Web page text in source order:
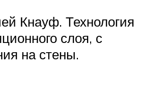
Кнауф. Технология
слоя, с
на стены.